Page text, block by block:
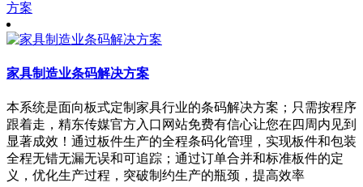
方案
家具制造业条码解决方案
本系统是面向板式定制家具行业的条码解决方案；只需按程序
跟着走，精东传媒官方入口网站免费有信心让您在四周内见到
显著成效！通过板件生产的全程条码化管理，实现板件和包装
全程无错无漏无误和可追踪；通过订单合并和标准板件的定
义，优化生产过程，突破制约生产的瓶颈，提高效率